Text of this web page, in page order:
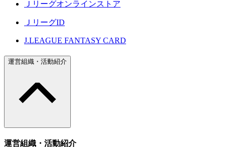
Ｊリーグオンラインストア
ＪリーグID
J.LEAGUE FANTASY CARD
運営組織・活動紹介
運営組織・活動紹介